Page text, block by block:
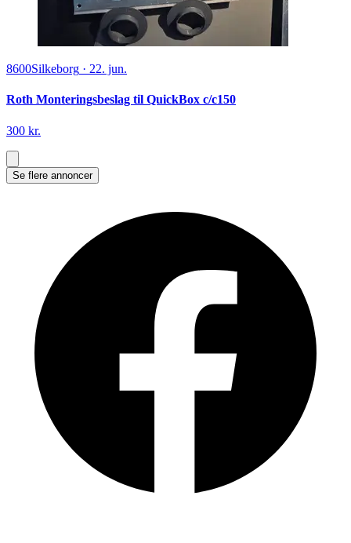
8600Silkeborg · 22. jun.
Roth Monteringsbeslag til QuickBox c/c150
300 kr.
Se flere annoncer